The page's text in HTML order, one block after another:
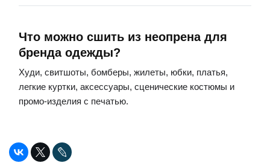
Что можно сшить из неопрена для
бренда одежды?
Худи, свитшоты, бомберы, жилеты, юбки, платья,
легкие куртки, аксессуары, сценические костюмы и
промо-изделия с печатью.